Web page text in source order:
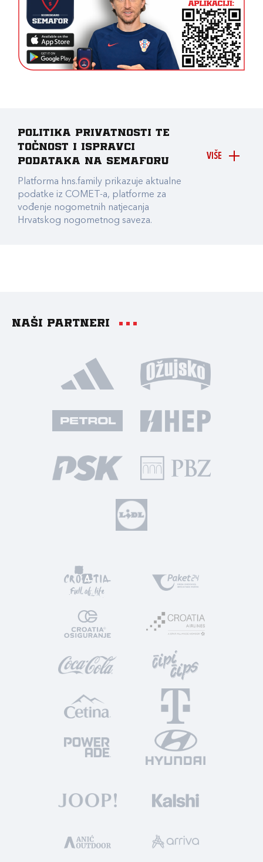
VIŠE
Politika privatnosti te
točnost i ispravci
podataka na Semaforu
Platforma hns.family prikazuje aktualne
podatke iz COMET-a, platforme za
vođenje nogometnih natjecanja
Hrvatskog nogometnog saveza.
Naši partneri